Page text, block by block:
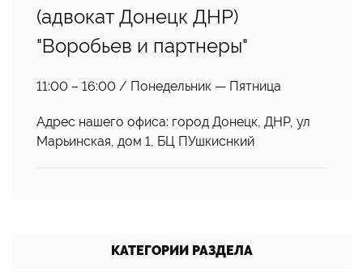
(адвокат Донецк ДНР)
"Воробьев и партнеры"
11:00 – 16:00 / Понедельник — Пятница
Адрес нашего офиса: город Донецк, ДНР, ул
Марьинская, дом 1, БЦ ПУшкиснкий
КАТЕГОРИИ РАЗДЕЛА